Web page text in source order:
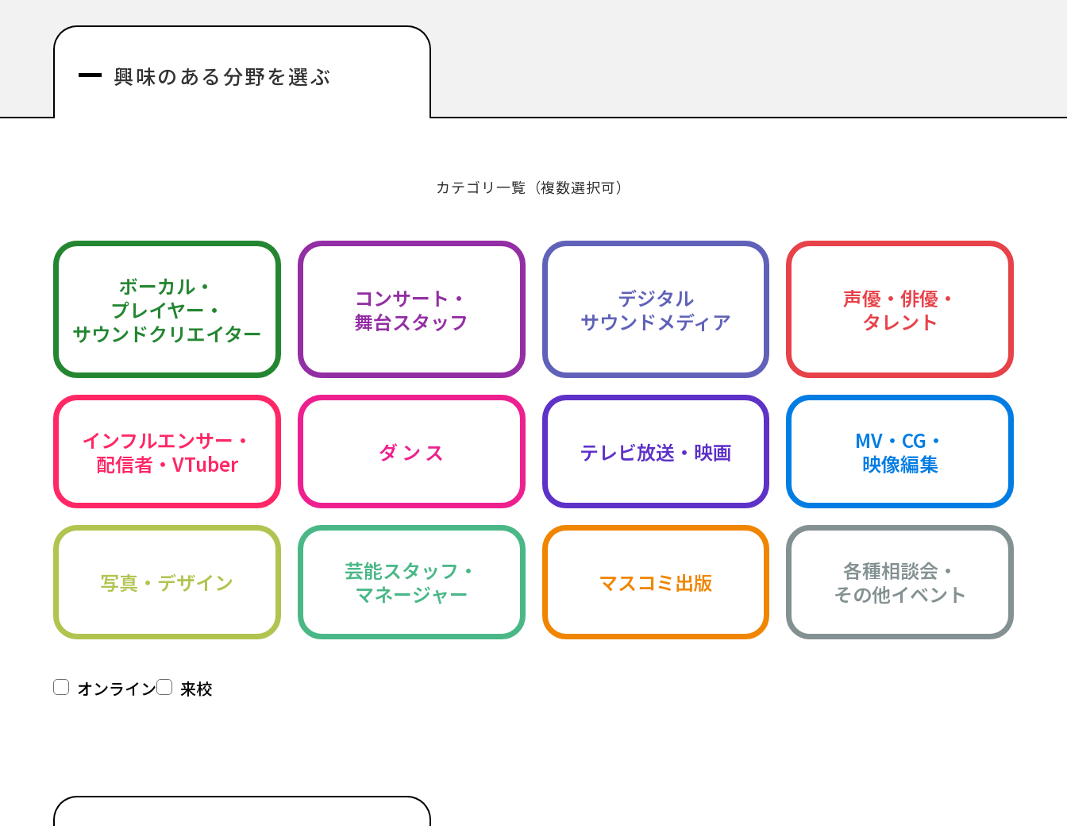
興味のある分野を選ぶ
カテゴリ一覧（複数選択可）
ボーカル・
プレイヤー・
サウンドクリエイター
コンサート・
舞台スタッフ
デジタル
サウンドメディア
声優・俳優・
タレント
インフルエンサー・
配信者・VTuber
ダ ン ス テレビ放送・映画
MV・CG・
映像編集
写真・デザイン
芸能スタッフ・
マネージャー
マスコミ出版
各種相談会・
その他イベント
オンライン 来校